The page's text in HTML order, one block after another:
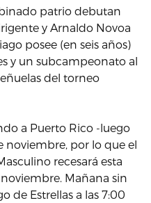
patrio debutan
y Arnaldo Novoa
posee (en seis años)
y un subcampeonato al
del torneo
a Puerto Rico -luego
noviembre, por lo que el
recesará esta
Mañana sin
de Estrellas a las 7:00